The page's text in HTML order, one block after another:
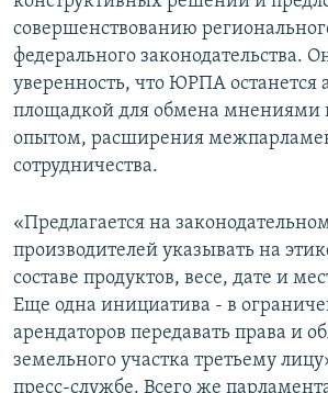
Все сайты РСЕ/РС
совершенствованию
федерального законодательства.
уверенность, что ЮРПА останется
площадкой для обмена мнениями
опытом, расширения
сотрудничества.
«Предлагается на
производителей указывать на
составе продуктов, весе, дате и
Еще одна инициатива - в
арендаторов передавать права и
земельного участка третьему
пресс-службе. Всего же